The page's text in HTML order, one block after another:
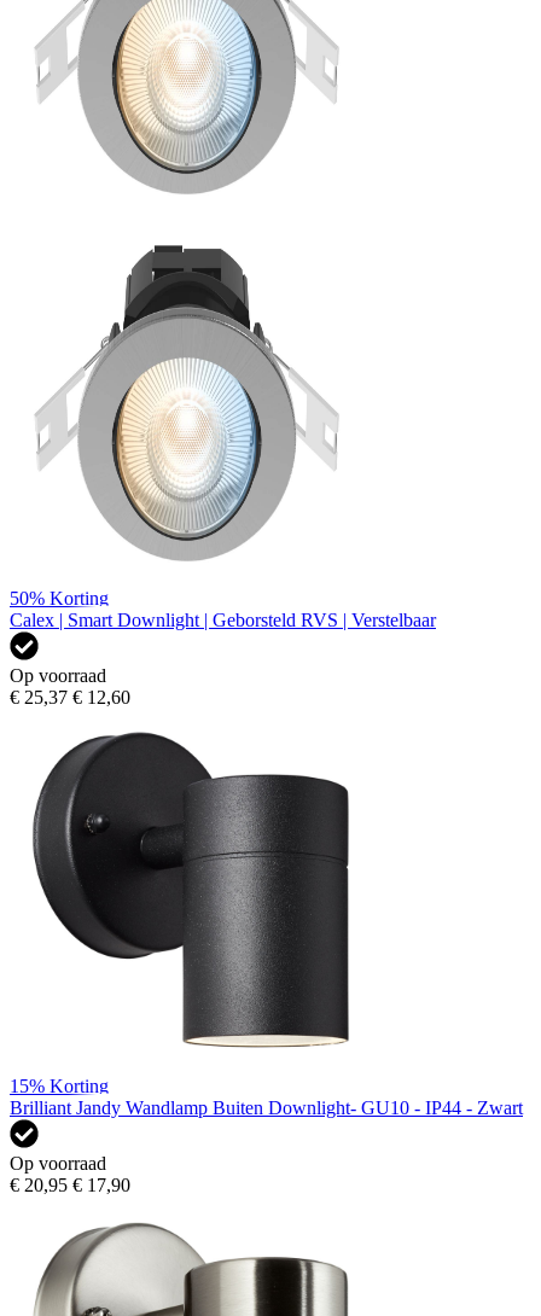
50% Korting
Calex | Smart Downlight | Geborsteld RVS | Verstelbaar
Op voorraad
€ 25,37 € 12,60
15% Korting
Brilliant Jandy Wandlamp Buiten Downlight- GU10 - IP44 - Zwart
Op voorraad
€ 20,95 € 17,90